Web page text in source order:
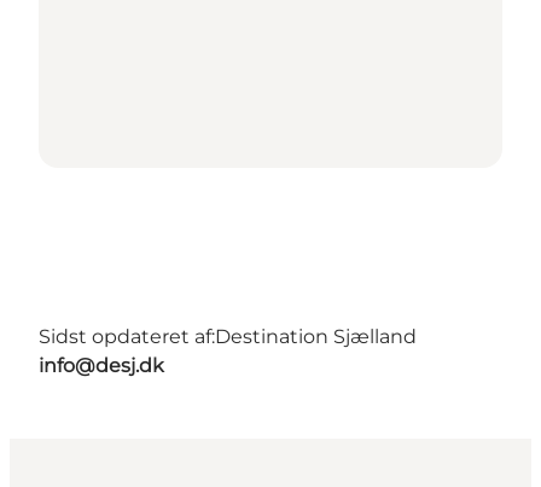
Sidst opdateret af:Destination Sjælland
info@desj.dk